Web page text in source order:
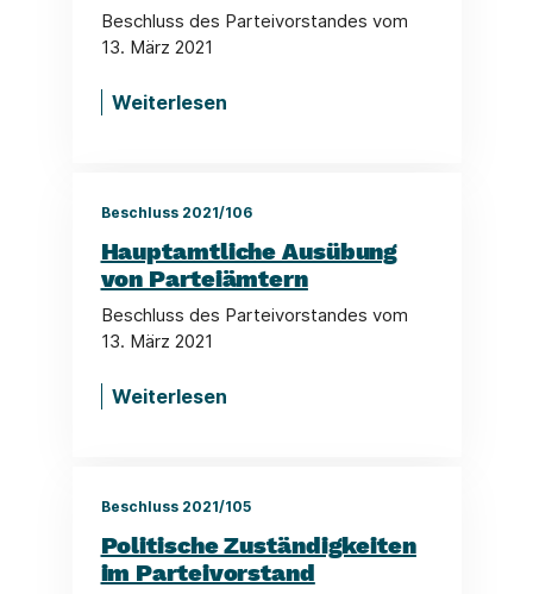
Beschluss des Parteivorstandes vom
13. März 2021
Weiterlesen
Beschluss 2021/106
Hauptamtliche Ausübung
von Parteiämtern
Beschluss des Parteivorstandes vom
13. März 2021
Weiterlesen
Beschluss 2021/105
Politische Zuständigkeiten
im Parteivorstand